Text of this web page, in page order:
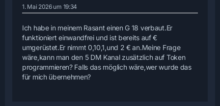
1. Mai 2026 um 19:34
Ich habe in meinem Rasant einen G 18 verbaut.Er
funktioniert einwandfrei und ist bereits auf €
umgerüstet.Er nimmt 0,10,1,und 2 € an.Meine Frage
wäre,kann man den 5 DM Kanal zusätzlich auf Token
programmieren? Falls das möglich wäre,wer wurde das
für mich übernehmen?